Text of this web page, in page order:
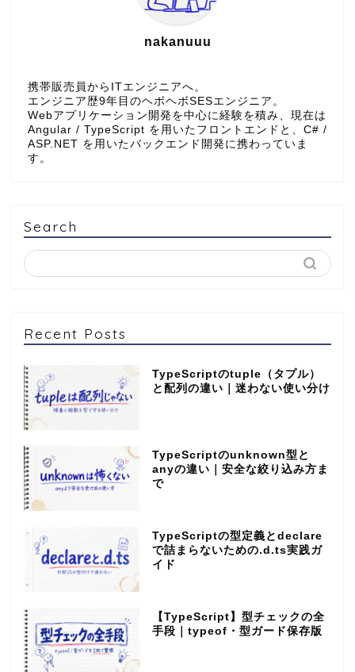
nakanuuu
携帯販売員からITエンジニアへ。
エンジニア歴9年目のヘボヘボSESエンジニア。
Webアプリケーション開発を中心に経験を積み、現在は
Angular / TypeScript を用いたフロントエンドと、C# /
ASP.NET を用いたバックエンド開発に携わっていま
す。
Search
Recent Posts
TypeScriptのtuple（タプル）
と配列の違い｜迷わない使い分け
TypeScriptのunknown型と
anyの違い｜安全な絞り込み方ま
で
TypeScriptの型定義とdeclare
で詰まらないための.d.ts実践ガ
イド
【TypeScript】型チェックの全
手段｜typeof・型ガード保存版